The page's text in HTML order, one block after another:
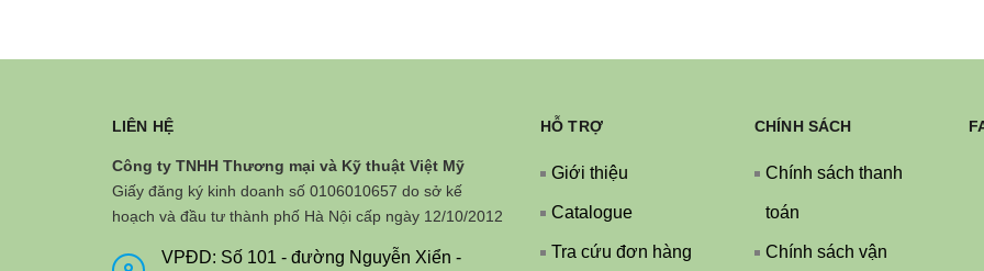
LIÊN HỆ
Công ty TNHH Thương mại và Kỹ thuật Việt Mỹ
Giấy đăng ký kinh doanh số 0106010657 do sở kế
hoạch và đầu tư thành phố Hà Nội cấp ngày 12/10/2012
VPĐD: Số 101 - đường Nguyễn Xiển -
HỖ TRỢ
Giới thiệu
Catalogue
Tra cứu đơn hàng
CHÍNH SÁCH
Chính sách thanh
toán
Chính sách vận